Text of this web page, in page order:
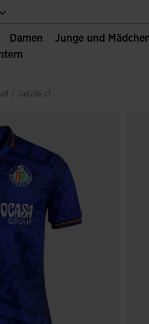
Die
Damen Junge und
/ getafe cf